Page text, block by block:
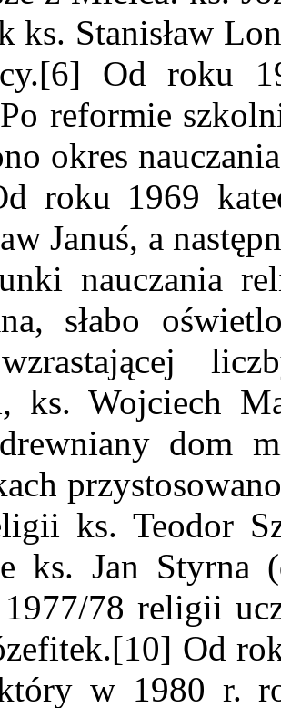
ks. Stanisław
Od roku
reformie
okres
roku 1969
Januś, a
nauczania
słabo
ks. Wojciech
dom
ks. Teodor
ks. Jan Styrna
78 religii
Od
w 1980 r.